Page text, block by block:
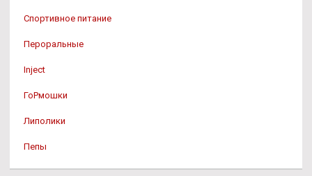
Спортивное питание
Пероральные
Inject
ГоРмошки
Липолики
Пепы